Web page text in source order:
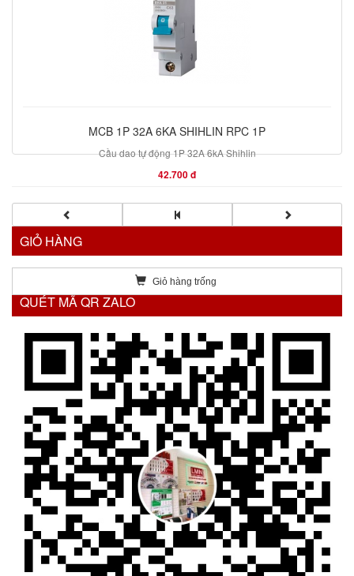
MCB 1P 32A 6KA SHIHLIN RPC 1P
Cầu dao tự động 1P 32A 6kA Shihlin
42.700 đ
GIỎ HÀNG
Giỏ hàng trống
QUÉT MÃ QR ZALO